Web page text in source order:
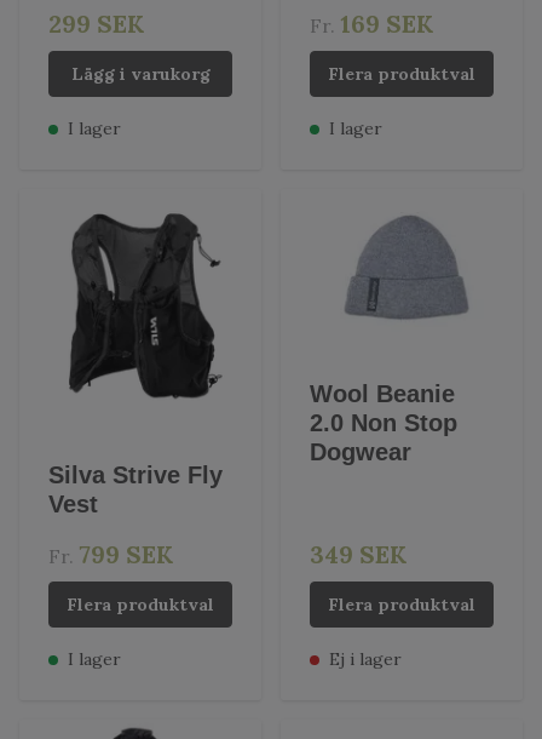
299 SEK
Lägg i varukorg
I lager
Fr. 169 SEK
Flera produktval
I lager
Silva Strive Fly
Vest
Fr. 799 SEK
Flera produktval
I lager
Wool Beanie
2.0 Non Stop
Dogwear
349 SEK
Flera produktval
Ej i lager